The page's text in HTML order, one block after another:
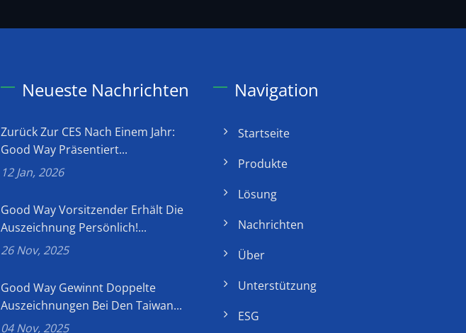
Neueste Nachrichten
Zurück Zur CES Nach Einem Jahr:
Good Way Präsentiert...
12 Jan, 2026
Good Way Vorsitzender Erhält Die
Auszeichnung Persönlich!...
26 Nov, 2025
Good Way Gewinnt Doppelte
Auszeichnungen Bei Den Taiwan...
04 Nov, 2025
Navigation
Startseite
Produkte
Lösung
Nachrichten
Über
Unterstützung
ESG